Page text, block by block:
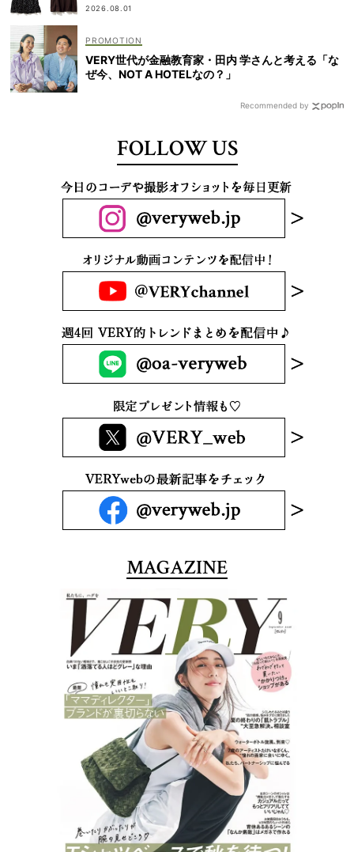
2026.08.01
VERY世代が金融教育家・田内 学さんと考える「な
ぜ今、NOT A HOTELなの？」
Recommended by
FOLLOW US
MAGAZINE